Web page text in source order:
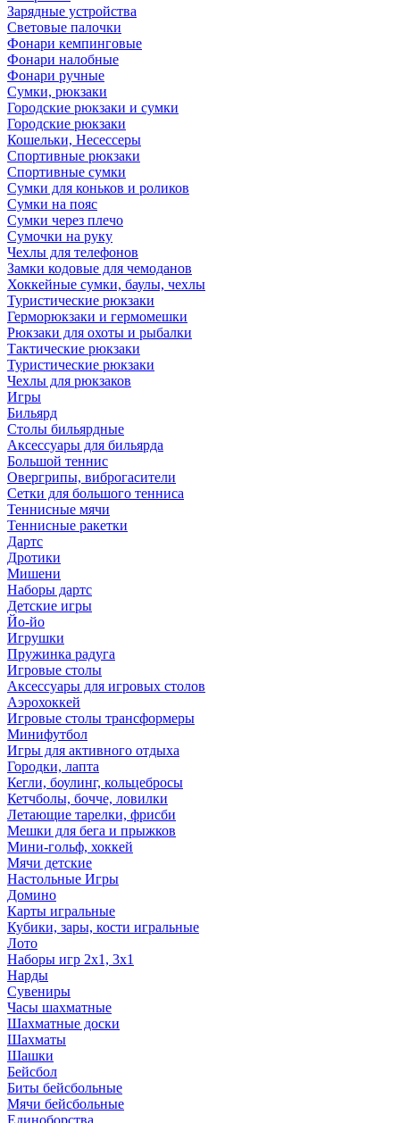
Зарядные устройства
Световые палочки
Фонари кемпинговые
Фонари налобные
Фонари ручные
Сумки, рюкзаки
Городские рюкзаки и сумки
Городские рюкзаки
Кошельки, Несессеры
Спортивные рюкзаки
Спортивные сумки
Сумки для коньков и роликов
Сумки на пояс
Сумки через плечо
Сумочки на руку
Чехлы для телефонов
Замки кодовые для чемоданов
Хоккейные сумки, баулы, чехлы
Туристические рюкзаки
Герморюкзаки и гермомешки
Рюкзаки для охоты и рыбалки
Тактические рюкзаки
Туристические рюкзаки
Чехлы для рюкзаков
Игры
Бильярд
Столы бильярдные
Аксессуары для бильярда
Большой теннис
Овергрипы, виброгасители
Сетки для большого тенниса
Теннисные мячи
Теннисные ракетки
Дартс
Дротики
Мишени
Наборы дартс
Детские игры
Йо-йо
Игрушки
Пружинка радуга
Игровые столы
Аксессуары для игровых столов
Аэрохоккей
Игровые столы трансформеры
Минифутбол
Игры для активного отдыха
Городки, лапта
Кегли, боулинг, кольцебросы
Кетчболы, бочче, ловилки
Летающие тарелки, фрисби
Мешки для бега и прыжков
Мини-гольф, хоккей
Мячи детские
Настольные Игры
Домино
Карты игральные
Кубики, зары, кости игральные
Лото
Наборы игр 2х1, 3х1
Нарды
Сувениры
Часы шахматные
Шахматные доски
Шахматы
Шашки
Бейсбол
Биты бейсбольные
Мячи бейсбольные
Единоборства